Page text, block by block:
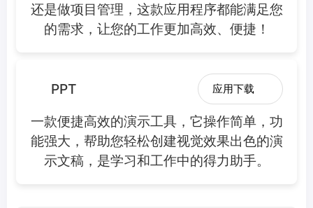
还是做项目管理，这款应用程序都能满足您
的需求，让您的工作更加高效、便捷！
PPT 应用下载
一款便捷高效的演示工具，它操作简单，功
能强大，帮助您轻松创建视觉效果出色的演
示文稿，是学习和工作中的得力助手。